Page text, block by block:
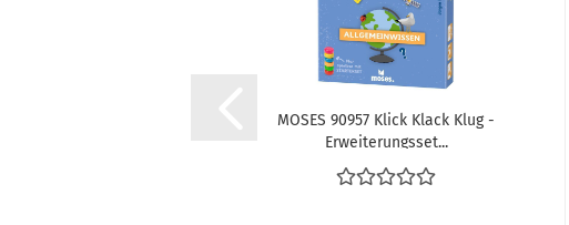
MOSES 90957 Klick Klack Klug -
Erweiterungsset...